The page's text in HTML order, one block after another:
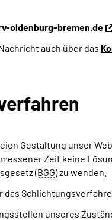
oldenburg-bremen.de
auch über das
Gestaltung unser
Zeit keine
(BGG) zu wenden.
unseres